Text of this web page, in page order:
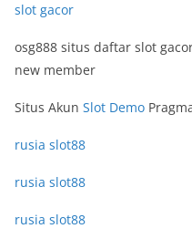
slot gacor
osg888 situs daftar slot
new member
Situs Akun Slot Demo
rusia slot88
rusia slot88
rusia slot88